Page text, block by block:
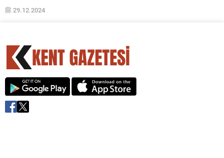
sıkıntısını gideren Başkan Aydın, evde doğalgaz yanmaya başladığı
29.12.2024